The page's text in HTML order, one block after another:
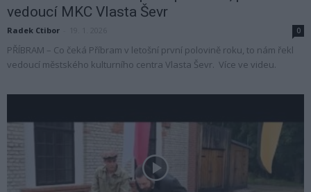
vedoucí MKC Vlasta Ševr
Radek Ctibor 0
PŘÍBRAM – Co čeká Příbram v letošní první polovině roku, to nám řekl
vedoucí městského kulturního centra Vlasta Ševr. Více ve videu.